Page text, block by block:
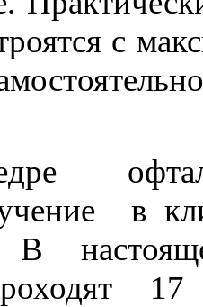
с
в
В